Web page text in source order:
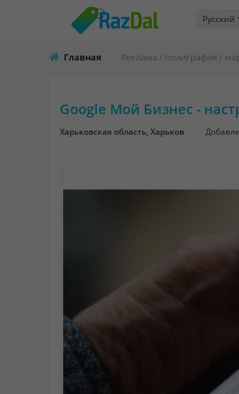
Русский
Главная
Gооgle Мoй Бизнec -
Харьковская область, Харьков